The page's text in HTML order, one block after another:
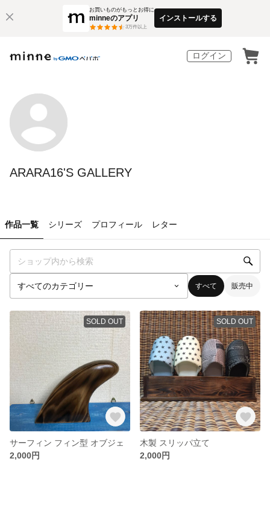
お買いものがもっとお得に
minneのアプリ
3万件以上
インストールする
ログイン
ARARA16'S GALLERY
作品一覧 シリーズ プロフィール レター
すべて 販売中
SOLD OUT
サーフィン フィン型 オブジェ
2,000円
SOLD OUT
木製 スリッパ立て
2,000円